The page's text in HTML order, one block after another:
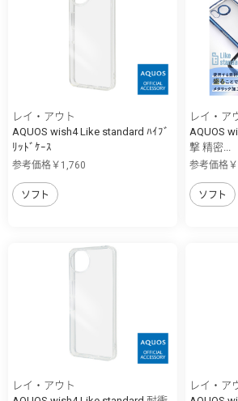
レイ・アウト
AQUOS wish4 Like standard ﾊｲﾌﾞ
ﾘｯﾄﾞｹｰｽ
参考価格￥1,760
ソフト
レイ・ア
AQUOS
撃 精密...
参考価格
ソフト
レイ・アウト
レイ・ア